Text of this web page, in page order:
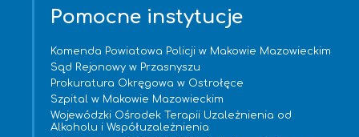
Pomocne instytucje
Komenda Powiatowa Policji w Makowie Mazowieckim
Sąd Rejonowy w Przasnyszu
Prokuratura Okręgowa w Ostrołęce
Szpital w Makowie Mazowieckim
Wojewódzki Ośrodek Terapii Uzależnienia od
Alkoholu i Współuzależnienia